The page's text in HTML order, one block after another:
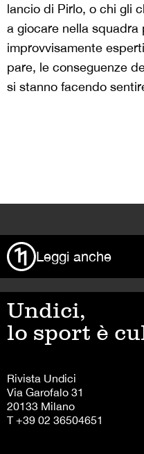
lancio di Pirlo, o chi gli
a giocare nella
improvvisamente
pare, le conseguenze
si stanno facendo
Leggi anche
Undici,
lo sport è
Rivista Undici
Via Garofalo 31
20133 Milano
T +39 02 36504651